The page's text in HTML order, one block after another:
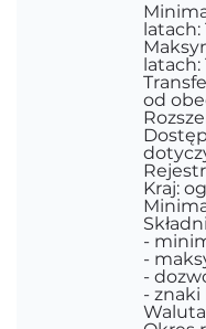
latach:
latach:
od
Kraj:
-
-
-
- znaki